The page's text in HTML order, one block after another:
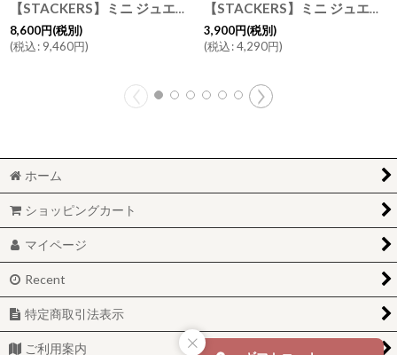
【STACKERS】ミニ ジュエリーボックス 選べる2個セット 2set ペブルグレー Pebble Grey スタッカーズ ロンドン UK
8,600円(税別)
(税込: 9,460円)
【STACKERS】ミニ ジュエリーボックス 11sec 11個仕切り ブラッシュピンク Blush Pink スタッカーズ イギリス ロンドン
3,900円(税別)
(税込:4,290円)
ホーム
ショッピングカート
マイページ
Recent
特定商取引法表示
ご利用案内